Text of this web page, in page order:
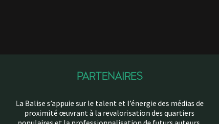
PARTENAIRES
La Balise s’appuie sur le talent et l’énergie des médias de
proximité œuvrant à la revalorisation des quartiers